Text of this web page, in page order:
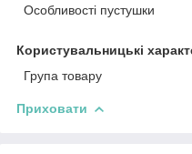
Особливості пустушки
Користувальницькі
Група товару
Приховати